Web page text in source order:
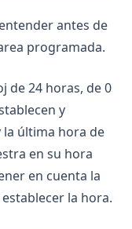
antes de
programada.
de 24 horas, de 0
y
la última hora de
en su hora
en cuenta la
la hora.